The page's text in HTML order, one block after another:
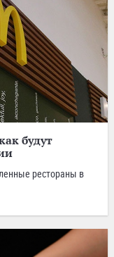
будут
рестораны в